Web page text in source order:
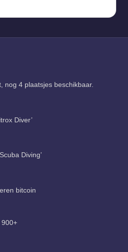
nog 4 plaatsjes beschikbaar.
Diver’
Diving’
bitcoin
900+